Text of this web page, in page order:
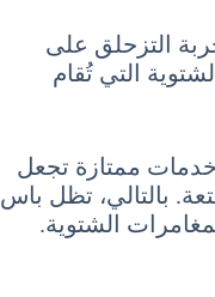
التزحلق على
التي تُقام
ممتازة تجعل
بالتالي، تظل باس
الشتوية.